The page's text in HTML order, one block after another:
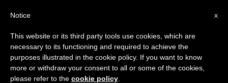
x
Notice
This website or its third party tools use cookies, which are
necessary to its functioning and required to achieve the
purposes illustrated in the cookie policy. If you want to know
more or withdraw your consent to all or some of the cookies,
please refer to the cookie policy